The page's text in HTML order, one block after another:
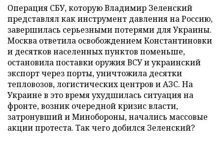
Операция СБУ, которую Владимир Зеленский
представлял как инструмент давления на Россию,
завершилась серьезными потерями для Украины.
Москва ответила освобождением Константиновки
и десятков населенных пунктов поменьше,
остановила поставки оружия ВСУ и украинский
экспорт через порты, уничтожила десятки
тепловозов, логистических центров и АЗС. На
Украине в это время ухудшилась ситуация на
фронте, возник очередной кризис власти,
затронувший и Минобороны, начались массовые
акции протеста. Так чего добился Зеленский?